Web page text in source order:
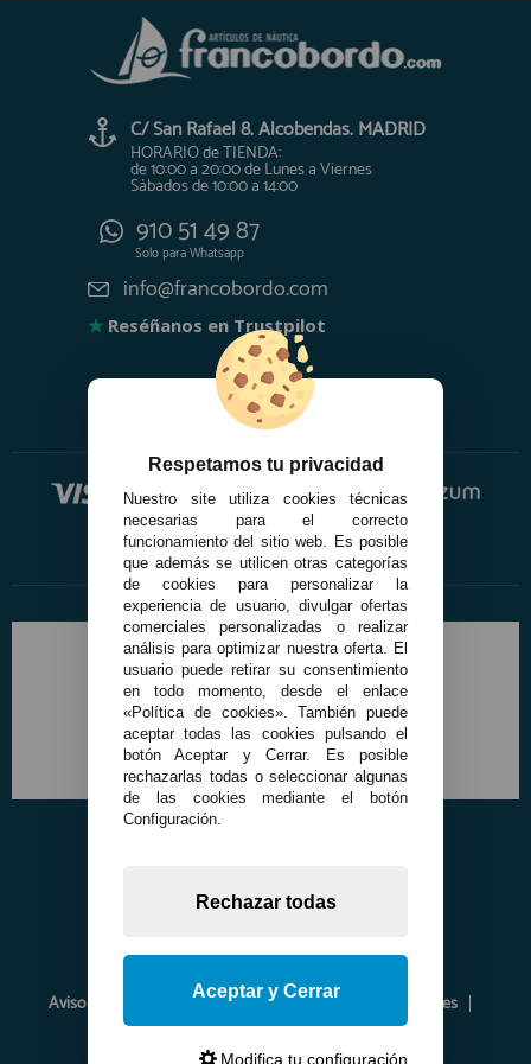
C/ San Rafael 8. Alcobendas. MADRID
HORARIO de TIENDA:
de 10:00 a 20:00 de Lunes a Viernes
Sábados de 10:00 a 14:00
910 51 49 87
Solo paraWhatsapp
info@francobordo.com
★ Reséñanos en Trustpilot
Aviso Legal Política de Privacidad
Política de Cookies
Envíos y Devoluciones
Opiniones
Respetamos tu privacidad
Nuestro site utiliza cookies técnicas
necesarias para el correcto
funcionamiento del sitio web. Es posible
que además se utilicen otras categorías
de cookies para personalizar la
experiencia de usuario, divulgar ofertas
comerciales personalizadas o realizar
análisis para optimizar nuestra oferta. El
usuario puede retirar su consentimiento
en todo momento, desde el enlace
«Política de cookies». También puede
aceptar todas las cookies pulsando el
botón Aceptar y Cerrar. Es posible
rechazarlas todas o seleccionar algunas
de las cookies mediante el botón
Configuración.
Rechazar todas
Aceptar y Cerrar
Modifica tu configuración